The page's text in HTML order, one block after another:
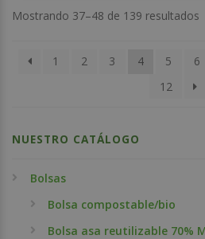
Mostrando 37–48 de 139 resultados
1 2 3 4 5 6
12
NUESTRO CATÁLOGO
Bolsas
Bolsa compostable/bio
Bolsa asa reutilizable 70%